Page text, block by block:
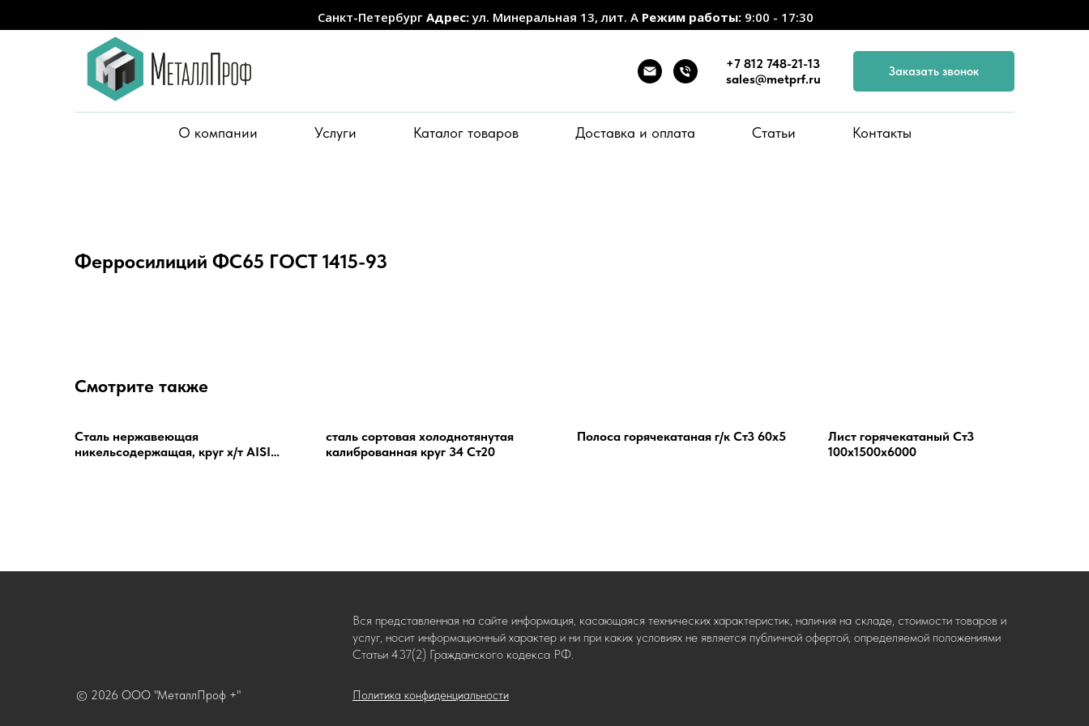
Санкт-Петербург Адрес:ул. Минеральная 13, лит. А Режим работы: 9:00 - 17:30
+7 812 748-21-13
sales@metprf.ru
Заказать звонок
О компании Услуги Каталог товаров Доставка и оплата Статьи Контакты
Ферросилиций ФС65 ГОСТ 1415-93
Смотрите также
Сталь нержавеющая
никельсодержащая, круг х/т AISI
сталь сортовая холоднотянутая
калиброванная круг 34 Ст20
Полоса горячекатаная г/к Ст3 60х5
Лист горячекатаный Ст3
100х1500х6000
Политика конфиденциальности
© 2026 ООО "МеталлПроф +"
Вся представленная на сайте информация, касающаяся технических характеристик, наличия на складе, стоимости товаров и
услуг, носит информационный характер и ни при каких условиях не является публичной офертой, определяемой положениями
Статьи 437(2) Гражданского кодекса РФ.